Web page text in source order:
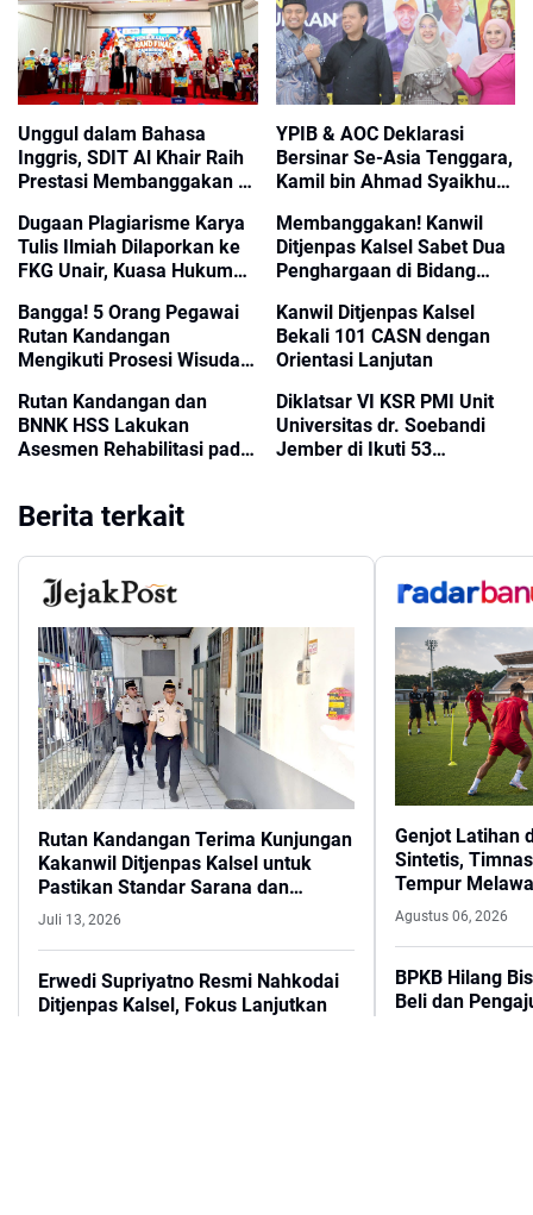
Unggul dalam Bahasa
Inggris, SDIT Al Khair Raih
Prestasi Membanggakan di
2026 HST
Dugaan Plagiarisme Karya
Tulis Ilmiah Dilaporkan ke
FKG Unair, Kuasa Hukum
Transparan
Bangga! 5 Orang Pegawai
Rutan Kandangan
Mengikuti Prosesi Wisuda
Rutan Kandangan dan
BNNK HSS Lakukan
Asesmen Rehabilitasi pada
YPIB & AOC Deklarasi
Bersinar Se-Asia Tenggara,
Kamil bin Ahmad Syaikhu
Nasional
Membanggakan! Kanwil
Ditjenpas Kalsel Sabet Dua
Penghargaan di Bidang
Kanwil Ditjenpas Kalsel
Bekali 101 CASN dengan
Orientasi Lanjutan
Diklatsar VI KSR PMI Unit
Universitas dr. Soebandi
Jember di Ikuti 53
Berita terkait
Rutan Kandangan Terima Kunjungan
Kakanwil Ditjenpas Kalsel untuk
Pastikan Standar Sarana dan
Pelayanan Prima
Juli 13, 2026
Erwedi Supriyatno Resmi Nahkodai
Ditjenpas Kalsel, Fokus Lanjutkan
Genjot Latihan
Sintetis,
Tempur
Agustus 06, 2026
BPKB Hilang
Beli dan